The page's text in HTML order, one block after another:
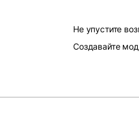
Не упустите
Создавайте